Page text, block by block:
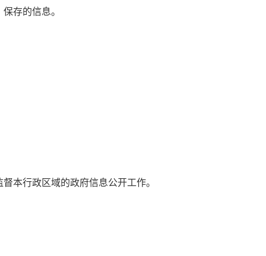
存的信息。
行政区域的政府信息公开工作。